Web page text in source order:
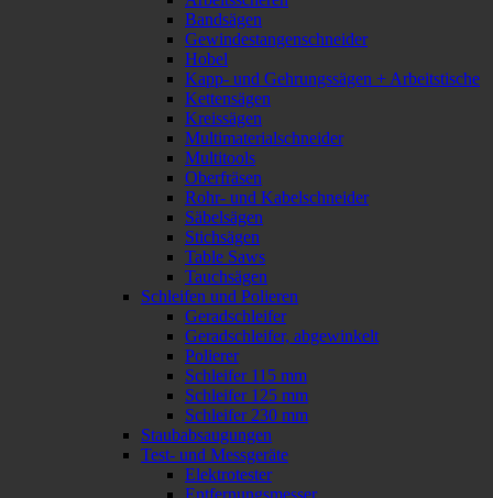
Bandsägen
Gewindestangenschneider
Hobel
Kapp- und Gehrungssägen + Arbeitstische
Kettensägen
Kreissägen
Multimaterialschneider
Multitools
Oberfräsen
Rohr- und Kabelschneider
Säbelsägen
Stichsägen
Table Saws
Tauchsägen
Schleifen und Polieren
Geradschleifer
Geradschleifer, abgewinkelt
Polierer
Schleifer 115 mm
Schleifer 125 mm
Schleifer 230 mm
Staubabsaugungen
Test- und Messgeräte
Elektrotester
Entfernungsmesser